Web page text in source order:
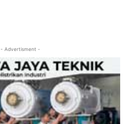
- Advertisment -